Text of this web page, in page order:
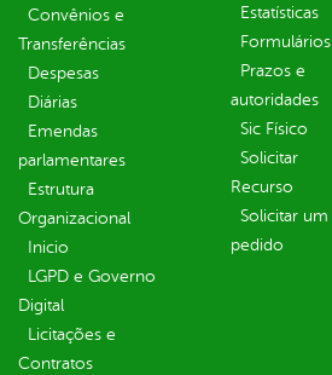
Convênios e
Transferências
Despesas
Diárias
Emendas
parlamentares
Estrutura
Organizacional
Inicio
LGPD e Governo
Digital
Licitações e
Contratos
Estatísticas
Formulários
Prazos e
autoridades
Sic Físico
Solicitar
Recurso
Solicitar um
pedido